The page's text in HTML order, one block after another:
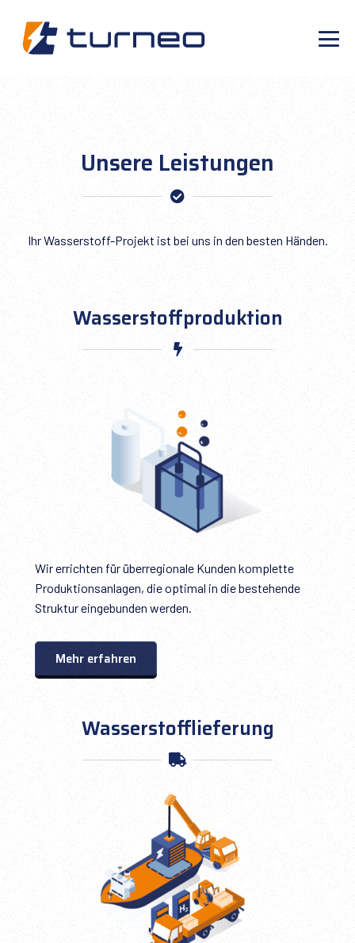
Inhalt
springen
Unsere Leistungen
Ihr Wasserstoff-Projekt ist bei uns in den besten Händen.
Wasserstoffproduktion
Wir errichten für überregionale Kunden komplette
Produktionsanlagen, die optimal in die bestehende
Struktur eingebunden werden.
Mehr erfahren
Wasserstofflieferung